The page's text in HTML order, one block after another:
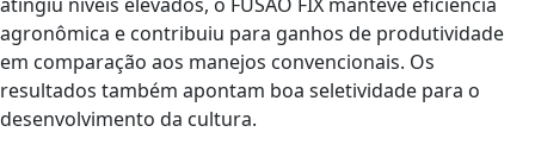
agronômica e contribuiu para ganhos de produtividade
em comparação aos manejos convencionais. Os
resultados também apontam boa seletividade para o
desenvolvimento da cultura.